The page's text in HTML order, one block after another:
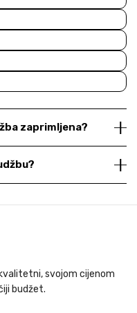
zaprimljena?
svojom cijenom
budžet.